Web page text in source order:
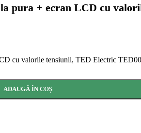
pura + ecran LCD cu
cu valorile tensiunii, TED Electric
ADAUGĂ ÎN COȘ